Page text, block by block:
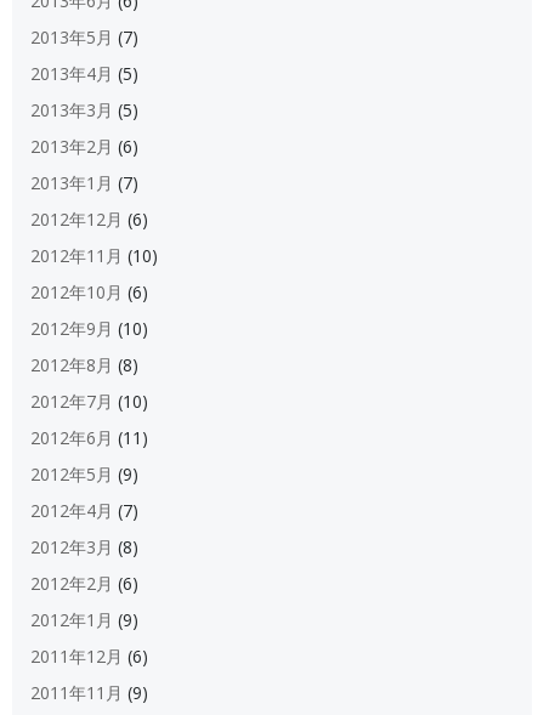
2013年5月 (7)
2013年4月 (5)
2013年3月 (5)
2013年2月 (6)
2013年1月 (7)
2012年12月 (6)
2012年11月 (10)
2012年10月 (6)
2012年9月 (10)
2012年8月 (8)
2012年7月 (10)
2012年6月 (11)
2012年5月 (9)
2012年4月 (7)
2012年3月 (8)
2012年2月 (6)
2012年1月 (9)
2011年12月 (6)
2011年11月 (9)